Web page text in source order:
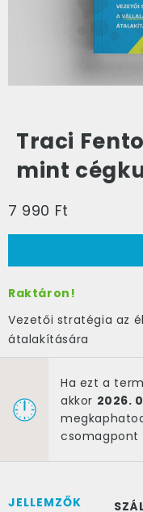
Traci
mint
7 990 Ft
Raktáron!
Vezetői stratégia az
átalakítására
Ha ezt a
akkor 2026.
csomagpont
JELLEMZŐK